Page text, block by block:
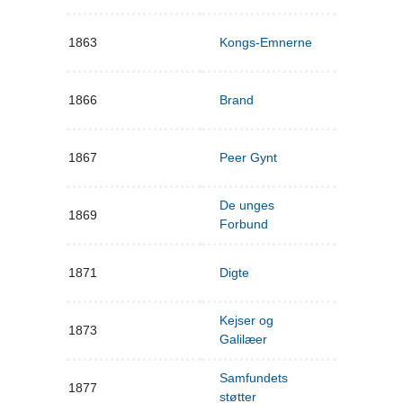
1863 Kongs-Emnerne
1866 Brand
1867 Peer Gynt
1869
De unges
Forbund
1871 Digte
1873
Kejser og
Galilæer
1877
Samfundets
støtter